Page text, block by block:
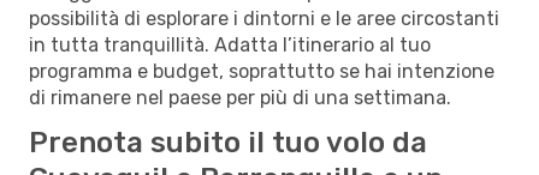
possibilità di esplorare i dintorni e le aree circostanti
in tutta tranquillità. Adatta l’itinerario al tuo
programma e budget, soprattutto se hai intenzione
di rimanere nel paese per più di una settimana.
Prenota subito il tuo volo da